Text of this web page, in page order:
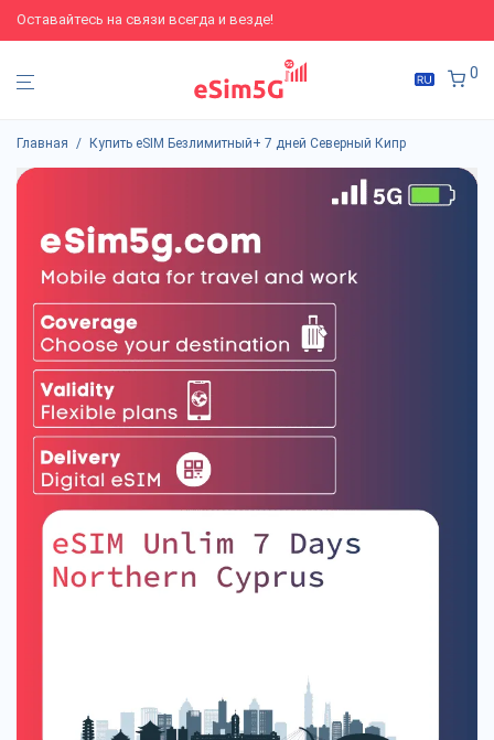
Оставайтесь на связи всегда и везде!
0
Главная / Купить eSIM Безлимитный+ 7 дней Северный Кипр